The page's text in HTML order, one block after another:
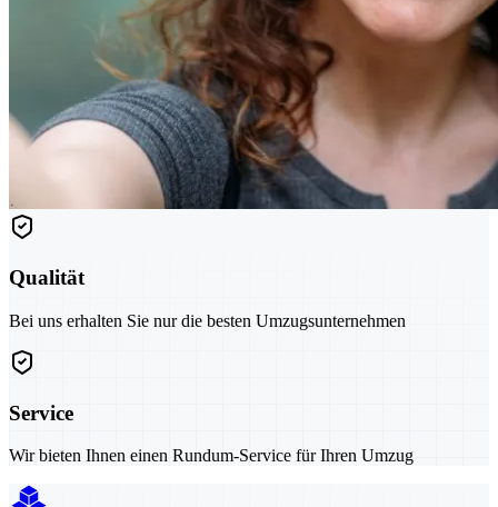
Qualität
Bei uns erhalten Sie nur die besten Umzugsunternehmen
Service
Wir bieten Ihnen einen Rundum-Service für Ihren Umzug